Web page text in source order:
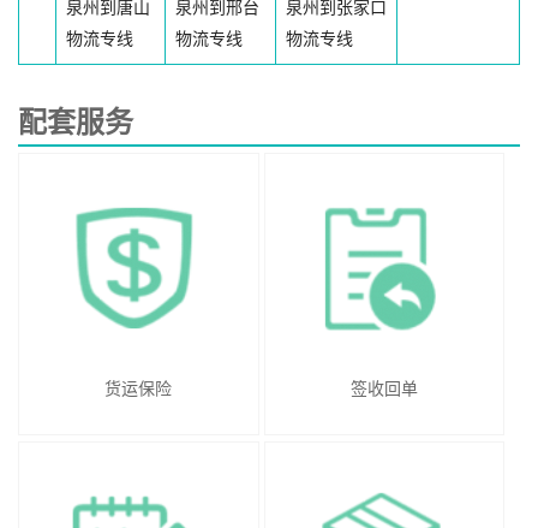
泉州到唐山
物流专线
泉州到邢台
物流专线
泉州到张家口
物流专线
配套服务
货运保险 签收回单